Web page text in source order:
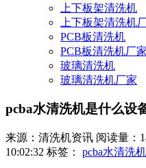
上下板架清洗机
上下板架清洗机
PCB板清洗机
PCB板清洗机厂家
玻璃清洗机
玻璃清洗机厂家
pcba水清洗机是什么设
来源：清洗机资讯 阅读量：
10:02:32 标签： pcba水清洗机